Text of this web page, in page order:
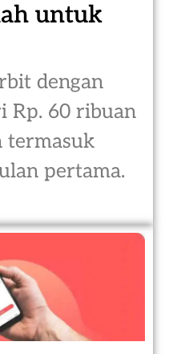
untuk
dengan
Rp. 60 ribuan
termasuk
pertama.